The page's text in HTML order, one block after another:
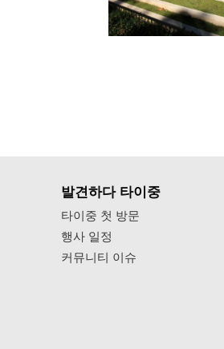
발견하다 타이중
타이중 첫 방문
행사 일정
커뮤니티 이슈